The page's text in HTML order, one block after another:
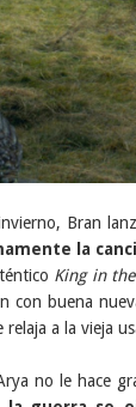
Bran
la
King in
con buena
a la vieja
no le hace